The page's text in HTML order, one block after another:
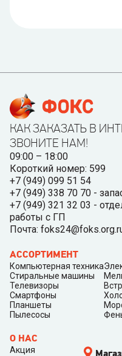
КАК ЗАКАЗАТЬ В
ЗВОНИТЕ НАМ!
09:00 – 18:00
Короткий номер: 599
+7 (949) 099 51 54
+7 (949) 338 70 70 -
+7 (949) 321 32 03 -
работы с ГП
Почта:
АССОРТИМЕНТ
Компьютерная техника
Стиральные машины
Телевизоры
Смартфоны
Планшеты
Пылесосы
О НАС
Акция